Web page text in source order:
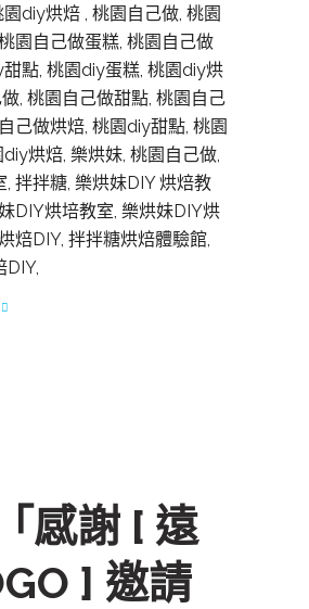
diy烘焙 , 桃園自己做, 桃園
園自己做蛋糕, 桃園自己做
點, 桃園diy蛋糕, 桃園diy烘
, 桃園自己做甜點, 桃園自己
己做烘焙, 桃園diy甜點, 桃園
烘焙, 樂烘妹, 桃園自己做,
, 拌拌糖, 樂烘妹DIY 烘焙教
DIY烘培教室, 樂烘妹DIY烘
焙DIY, 拌拌糖烘焙體驗館,
DIY,
感謝 [ 遠
] 邀請